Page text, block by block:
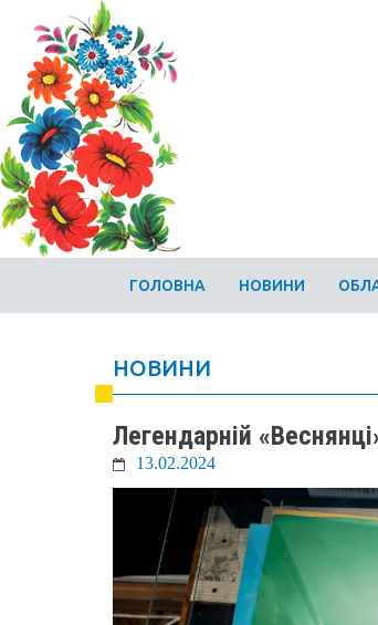
ГОЛОВНА НОВИНИ
НОВИНИ
Легендарній
13.02.2024